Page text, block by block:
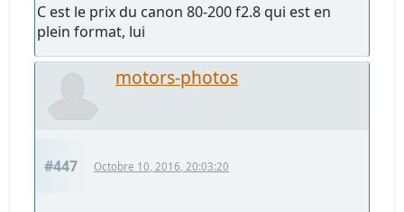
C est le prix du canon 80-200 f2.8 qui est en
plein format, lui
motors-photos
#447 Octobre 10, 2016, 20:03:20